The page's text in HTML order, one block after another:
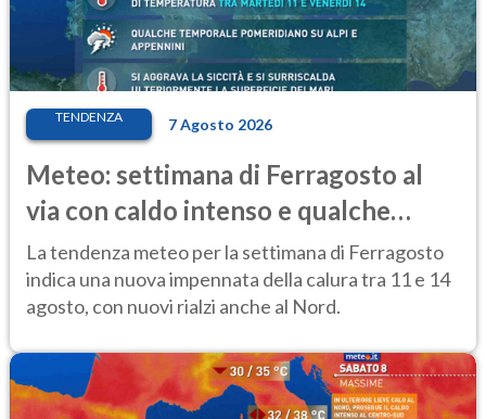
TENDENZA 7 Agosto 2026
Meteo: settimana di Ferragosto al
via con caldo intenso e qualche
temporale
La tendenza meteo per la settimana di Ferragosto
indica una nuova impennata della calura tra 11 e 14
agosto, con nuovi rialzi anche al Nord.